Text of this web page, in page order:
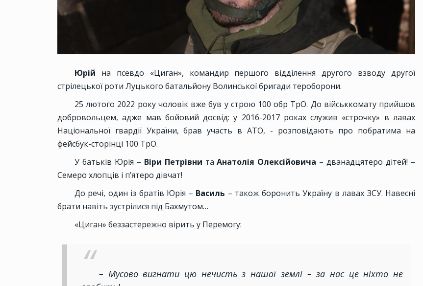
Юрій на псевдо «Циган», командир першого відділення другого взводу другої
стрілецької роти Луцького батальйону Волинської бригади тероборони.
25 лютого 2022 року чоловік вже був у строю 100 обр ТрО. До військкомату прийшов
добровольцем, адже мав бойовий досвід: у 2016-2017 роках служив «строчку» в лавах
Національної гвардії України, брав участь в АТО, - розповідають про побратима на
фейсбук-сторінці 100 ТрО.
У батьків Юрія – Віри Петрівни таАнатолія Олексійовича – дванадцятеро дітей! –
Семеро хлопців і п’ятеро дівчат!
До речі, один із братів Юрія – Василь – також боронить Україну в лавах ЗСУ. Навесні
брати навіть зустрілися під Бахмутом…
«Циган» беззастережно вірить у Перемогу:
– Мусово вигнати цю нечисть з нашої землі – за нас це ніхто не